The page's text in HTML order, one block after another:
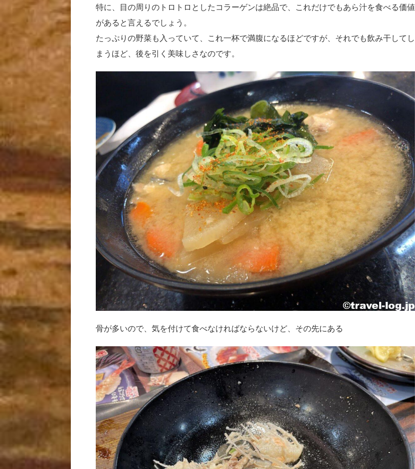
特に、目の周りのトロトロとしたコラーゲンは絶品で、これだけでもあら汁を食べる価値
があると言えるでしょう。
たっぷりの野菜も入っていて、これ一杯で満腹になるほどですが、それでも飲み干してし
まうほど、後を引く美味しさなのです。
骨が多いので、気を付けて食べなければならないけど、その先にある